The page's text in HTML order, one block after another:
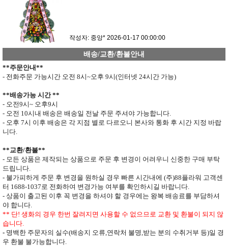
작성자: 중앙* 2026-01-17 00:00:00
배송/교환/환불안내
**주문안내**
- 전화주문 가능시간 오전 8시~오후 9시(인터넷 24시간 가능)
**배송가능 시간**
- 오전9시~ 오후9시
- 오전 10시내 배송은 배송일 전날 주문 주셔야 가능합니다.
- 오후 7시 이후 배송은 각 지점 별로 다르오니 본사와 통화 후 시간 지정 바랍
니다.
**교환/환불**
- 모든 상품은 제작되는 상품으로 주문 후 변경이 어려우니 신중한 구매 부탁
드립니다.
- 불가피하게 주문 후 변경을 원하실 경우 빠른 시간내에 (주)88플라워 고객센
터 1688-1037로 전화하여 변경가능 여부를 확인하시길 바랍니다.
- 상품이 출고된 이후 꼭 변경을 하셔야 할 경우에는 왕복 배송료를 부담하셔
야 합니다.
** 단! 생화의 경우 한번 잘려지면 사용할 수 없으므로 교환 및 환불이 되지 않
습니다.
- 명백한 주문자의 실수(배송지 오류,연락처 불명,받는 분의 수취거부 등)일 경
우 환불 불가능합니다.